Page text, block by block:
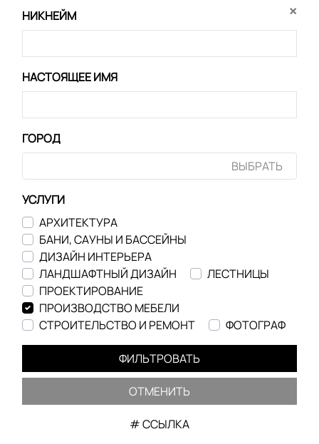
×
НИКНЕЙМ
НАСТОЯЩЕЕ ИМЯ
ГОРОД
ВЫБРАТЬ
УСЛУГИ
АРХИТЕКТУРА
БАНИ, САУНЫ И БАССЕЙНЫ
ДИЗАЙН ИНТЕРЬЕРА
ЛАНДШАФТНЫЙ ДИЗАЙН
ЛЕСТНИЦЫ
ПРОЕКТИРОВАНИЕ
ПРОИЗВОДСТВО МЕБЕЛИ
СТРОИТЕЛЬСТВО И РЕМОНТ
ФОТОГРАФ
ФИЛЬТРОВАТЬ
ОТМЕНИТЬ
# ССЫЛКА